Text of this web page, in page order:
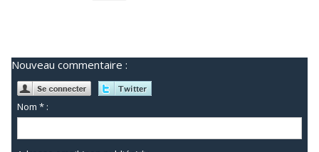
Nouveau commentaire :
Nom * :